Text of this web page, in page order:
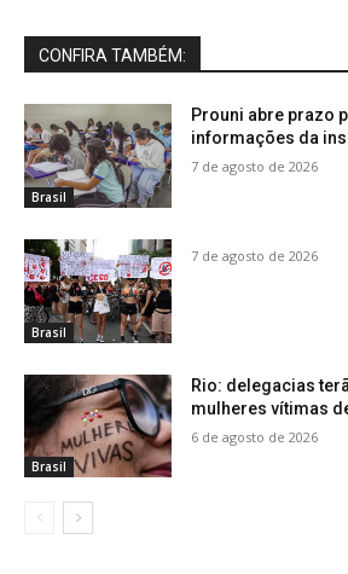
CONFIRA TAMBÉM:
Brasil
Prouni abre prazo
informações da
7 de agosto de 2026
Brasil
7 de agosto de 2026
Brasil
Rio: delegacias
mulheres vítimas
6 de agosto de 2026